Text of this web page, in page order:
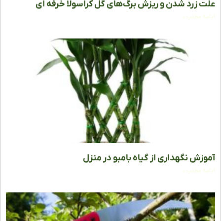
زرد شدن و ریزش برگ‌های گل کراسولا خرفه‌ ای
مطلب »
نگهداری از گیاه بامبو در منزل
مطلب »